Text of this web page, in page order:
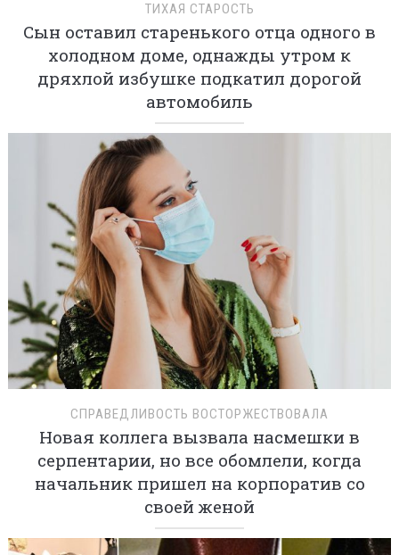
ТИХАЯ СТАРОСТЬ
Сын оставил старенького отца одного в
холодном доме, однажды утром к
дряхлой избушке подкатил дорогой
автомобиль
СПРАВЕДЛИВОСТЬ ВОСТОРЖЕСТВОВАЛА
Новая коллега вызвала насмешки в
серпентарии, но все обомлели, когда
начальник пришел на корпоратив со
своей женой